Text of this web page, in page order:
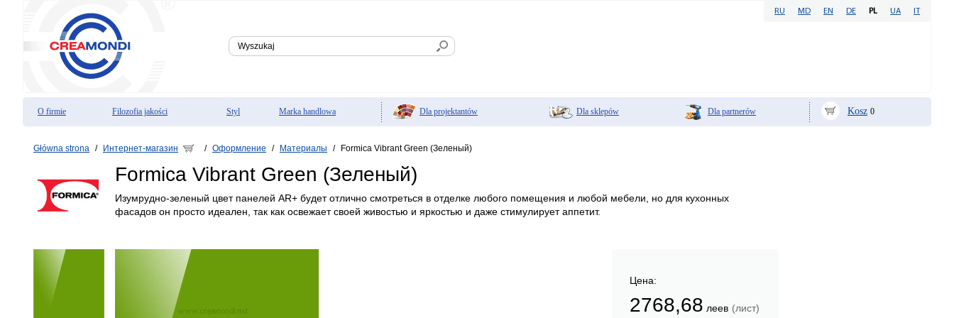
RU MD EN DE PL UA IT
O firmie Filozofia jakości Styl Marka handlowa Dla projektantów Dla sklepów Dla partnerów Kosz 0
Główna strona / Интернет-магазин / Оформление / Материалы / Formica Vibrant Green (Зеленый)
Formica Vibrant Green (Зеленый)
Изумрудно-зеленый цвет панелей AR+ будет отлично смотреться в отделке любого помещения и любой мебели, но для кухонных
фасадов он просто идеален, так как освежает своей живостью и яркостью и даже стимулирует аппетит.
Цена:
2768,68 леев (лист)